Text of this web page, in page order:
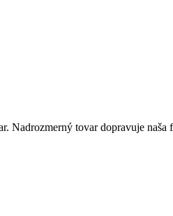
Nadrozmerný tovar dopravuje naša